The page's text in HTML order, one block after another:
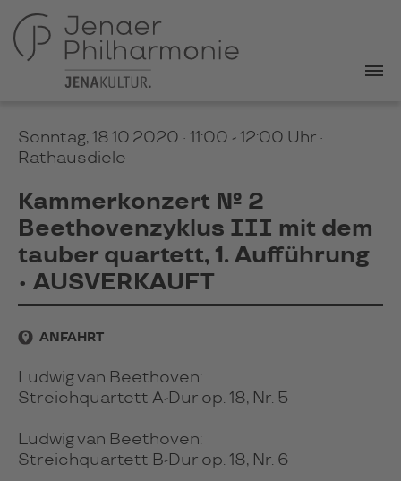
Sonntag, 18.10.2020 · 11:00 - 12:00 Uhr ·
Rathausdiele
Kammerkonzert № 2
Beethovenzyklus III mit dem
tauber quartett, 1. Aufführung
• AUSVERKAUFT
ANFAHRT
Ludwig van Beethoven:
Streichquartett A-Dur op. 18, Nr. 5
Ludwig van Beethoven:
Streichquartett B-Dur op. 18, Nr. 6